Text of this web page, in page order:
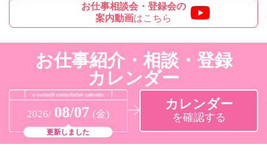
お仕事相談会・登録会の
案内動画はこちら
お仕事紹介・相談・登録
カレンダー
2026/ 08/07 (金)
更新しました
カレンダー
を確認する